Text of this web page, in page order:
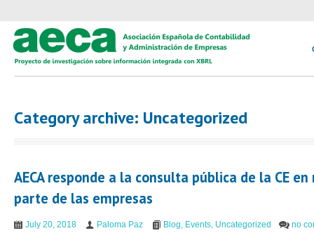
Category archive: Uncategorized
AECA responde a la consulta pública de la CE
parte de las empresas
July 20, 2018 Paloma Paz Blog, Events, Uncategorized no